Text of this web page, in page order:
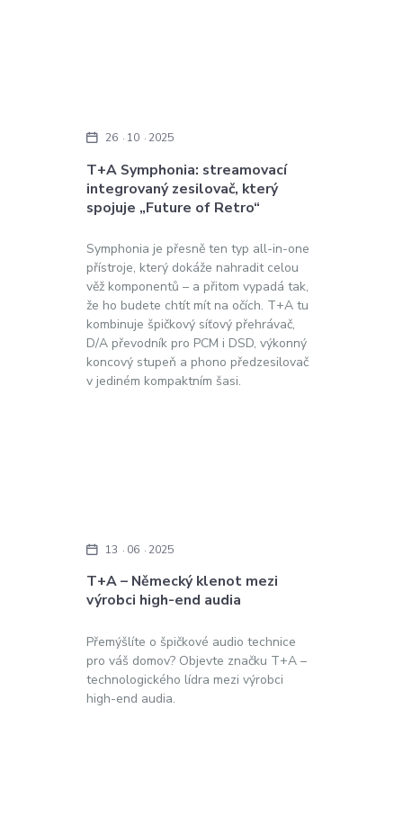
T+A Symphonia: streamovací
integrovaný zesilovač, který
spojuje „Future of Retro“
26 10 2025
Symphonia je přesně ten typ all-in-one
přístroje, který dokáže nahradit celou
věž komponentů – a přitom vypadá tak,
že ho budete chtít mít na očích. T+A tu
kombinuje špičkový síťový přehrávač,
D/A převodník pro PCM i DSD, výkonný
koncový stupeň a phono předzesilovač
v jediném kompaktním šasi.
T+A – Německý klenot mezi
výrobci high-end audia
13 06 2025
Přemýšlíte o špičkové audio technice
pro váš domov? Objevte značku T+A –
technologického lídra mezi výrobci
high-end audia.